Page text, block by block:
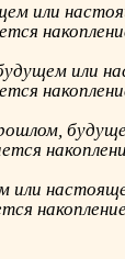
или
или